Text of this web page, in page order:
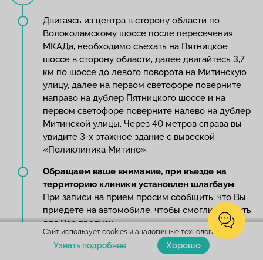
Двигаясь из центра в сторону области по
Волоколамскому шоссе после пересечения
МКАДа, необходимо съехать на Пятницкое
шоссе в сторону области, далее двигайтесь 3,7
км по шоссе до левого поворота на Митинскую
улицу, далее на первом светофоре поверните
направо на дублер Пятницкого шоссе и на
первом светофоре поверните налево на дублер
Митинской улицы. Через 40 метров справа вы
увидите 3-х этажное здание с вывеской
«Поликлиника Митино».
Обращаем ваше внимание, при въезде на
территорию клиники установлен шлагбаум.
При записи на прием просим сообщить, что Вы
приедете на автомобиле, чтобы смогли заказать
для Вас пропуск.
Сайт использует cookies и аналогичные технологии.
Узнать подробнее Хорошо